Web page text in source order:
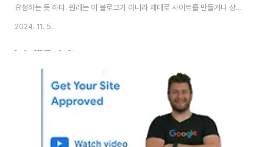
요청하는 듯 하다. 원래는 이 블로그가 아니라 제대로 사이트를 만들거나 상업
적인 블로그를 만들어서 운영하고 싶었는데 바쁘기도 하고 처음의 열정보다는
해서 10달러가 되었다는게 신기하다. 잠시 그런 생각을 하면서 경고 우측의
다. 적당히 해외 사이트를 가입하듯 주소를 입력했었는데... 그런 짓은 하지 말
았어야 했다. 며칠이 지나고, 다시 페이지를 열어보니 이번에는 주소가 확인되
지 않아 지급이 보류 중이라는 경고..
2024. 11. 5.